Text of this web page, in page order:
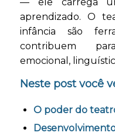
aprendizado. O
infância são
contribuem
emocional,
Neste post você
O poder do